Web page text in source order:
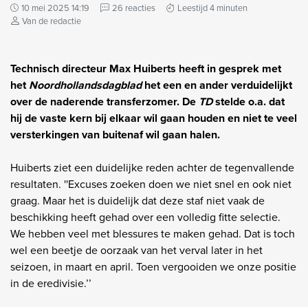
10 mei 2025 14:19 26 reacties
Leestijd 4 minuten
Van de redactie
Technisch directeur Max Huiberts heeft in gesprek met
hetNoordhollandsdagbladhet een en ander verduidelijkt
over de naderende transferzomer. De TDstelde o.a. dat
hij de vaste kern bij elkaar wil gaan houden en niet te veel
versterkingen van buitenaf wil gaan halen.
Huiberts ziet een duidelijke reden achter de tegenvallende
resultaten. ''Excuses zoeken doen we niet snel en ook niet
graag. Maar het is duidelijk dat deze staf niet vaak de
beschikking heeft gehad over een volledig fitte selectie.
We hebben veel met blessures te maken gehad. Dat is toch
wel een beetje de oorzaak van het verval later in het
seizoen, in maart en april. Toen vergooiden we onze positie
in de eredivisie.’’